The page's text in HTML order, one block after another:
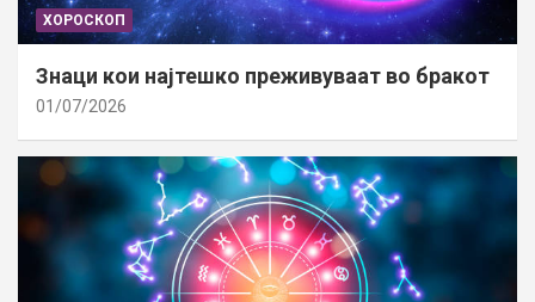
ХОРОСКОП
Знаци кои најтешко преживуваат во бракот
01/07/2026